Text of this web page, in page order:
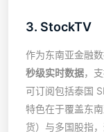
3. StockTV
作为东南亚金融
秒级实时数据，
可订阅包括泰国
特色在于覆盖东
货）与多国股指